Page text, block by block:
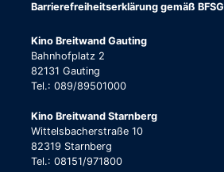
Barrierefreiheitserklärung gemäß BFSG
Kino Breitwand Gauting
Bahnhofplatz 2
82131 Gauting
Tel.: 089/89501000
Kino Breitwand Starnberg
Wittelsbacherstraße 10
82319 Starnberg
Tel.: 08151/971800